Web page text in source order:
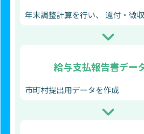
年末調整計算を行い、 還付・徴
給与支払報告書デー
市町村提出用データを作成